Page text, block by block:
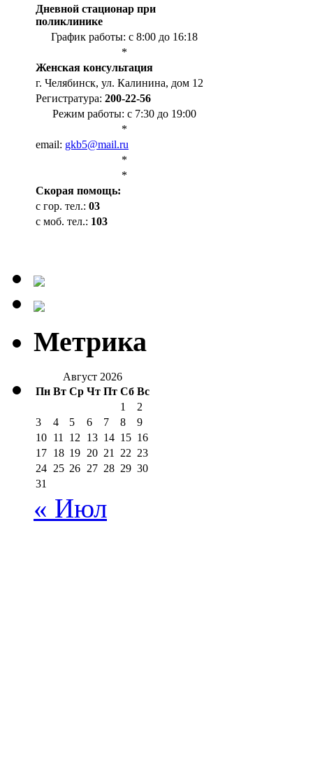
Дневной стационар при
поликлинике
График работы: с 8:00 до 16:18
*
Женская консультация
г. Челябинск, ул. Калинина, дом 12
Регистратура: 200-22-56
Режим работы: с 7:30 до 19:00
*
email: gkb5@mail.ru
*
*
Cкорая помощь:
с гор. тел.: 03
с моб. тел.: 103
Метрика
Август 2026
Пн Вт Ср Чт Пт Сб Вс
1
2
3
4 5 6 7 8
9
10 11 12 13 14 15 16
17 18 19 20 21 22 23
24 25 26 27 28 29 30
31
« Июл